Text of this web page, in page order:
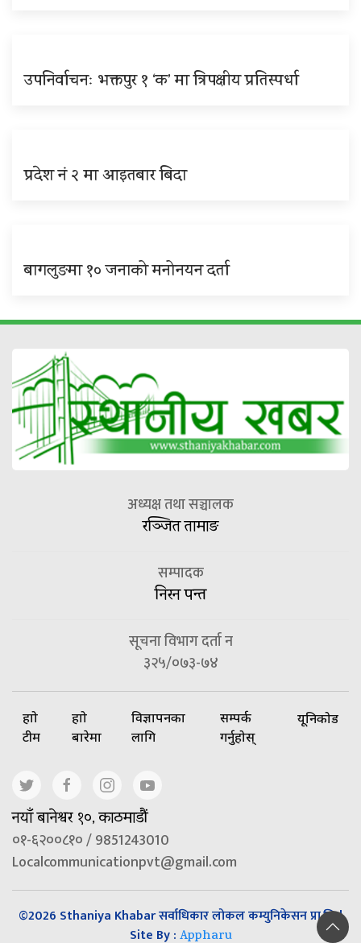
उपनिर्वाचनः भक्तपुर १ ‘क’ मा त्रिपक्षीय प्रतिस्पर्धा
प्रदेश नं २ मा आइतबार बिदा
बागलुङमा १० जनाको मनोनयन दर्ता
अध्यक्ष तथा सञ्चालक
रञ्जित तामाङ
सम्पादक
निरन पन्त
सूचना विभाग दर्ता न
३२५/०७३-७४
हाम्रो
टीम
हाम्रो
बारेमा
विज्ञापनका
लागि
सम्पर्क
गर्नुहोस्
यूनिकोड
नयाँ बानेश्वर १०, काठमाडौं
०१-६२००८१० / 9851243010
Localcommunicationpvt@gmail.com
©2026 Sthaniya Khabar सर्वाधिकार लोकल कम्युनिकेसन प्रा.लि |
Site By : Appharu